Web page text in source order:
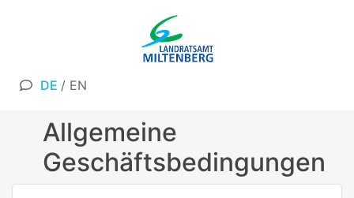
DE / EN
Allgemeine
Geschäftsbedingungen